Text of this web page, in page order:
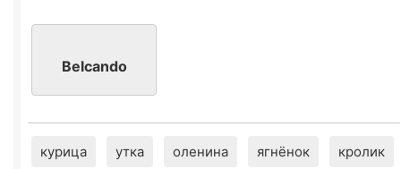
Belcando
курица утка оленина ягнёнок кролик